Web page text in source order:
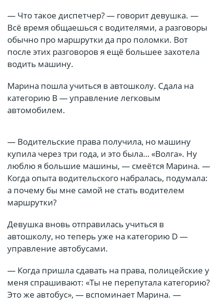
— Что такое диспетчер? — говорит девушка. —
Всё время общаешься с водителями, а разговоры
обычно про маршрутки да про поломки. Вот
после этих разговоров я ещё большее захотела
водить машину.
Марина пошла учиться в автошколу. Сдала на
категорию В — управление легковым
автомобилем.
— Водительские права получила, но машину
купила через три года, и это была… «Волга». Ну
люблю я большие машины, — смеётся Марина. —
Когда опыта водительского набралась, подумала:
а почему бы мне самой не стать водителем
маршрутки?
Девушка вновь отправилась учиться в
автошколу, но теперь уже на категорию D —
управление автобусами.
— Когда пришла сдавать на права, полицейские у
меня спрашивают: «Ты не перепутала категорию?
Это же автобус», — вспоминает Марина. —